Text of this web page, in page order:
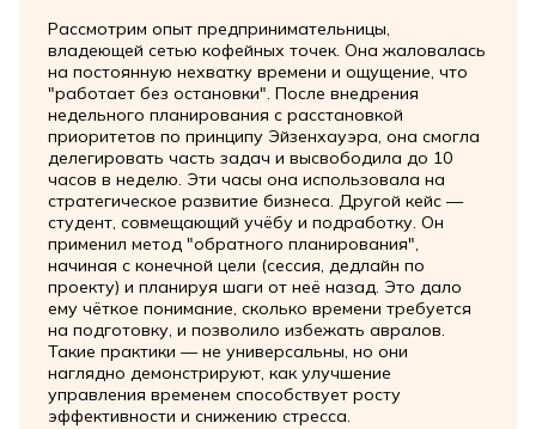
Рассмотрим опыт предпринимательницы,
владеющей сетью кофейных точек. Она жаловалась
на постоянную нехватку времени и ощущение, что
"работает без остановки". После внедрения
недельного планирования с расстановкой
приоритетов по принципу Эйзенхауэра, она смогла
делегировать часть задач и высвободила до 10
часов в неделю. Эти часы она использовала на
стратегическое развитие бизнеса. Другой кейс —
студент, совмещающий учёбу и подработку. Он
применил метод "обратного планирования",
начиная с конечной цели (сессия, дедлайн по
проекту) и планируя шаги от неё назад. Это дало
ему чёткое понимание, сколько времени требуется
на подготовку, и позволило избежать авралов.
Такие практики — не универсальны, но они
наглядно демонстрируют, как улучшение
управления временем способствует росту
эффективности и снижению стресса.